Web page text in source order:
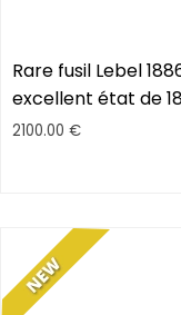
Rare fusil Lebel
excellent état de
2100.00 €